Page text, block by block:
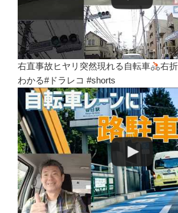
右直事故ヒヤリ突然現れる自転車
右
わかる#ドラレコ #shorts